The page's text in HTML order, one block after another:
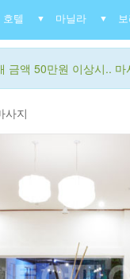
호텔 ▼ 마닐라 ▼
금액 50만원 이상시..
사지